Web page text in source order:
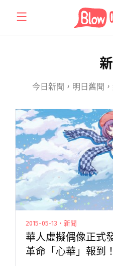
今日新聞，明日舊聞
2015-05-13・新聞
華人虛擬偶像正式
革命「心華」報到！